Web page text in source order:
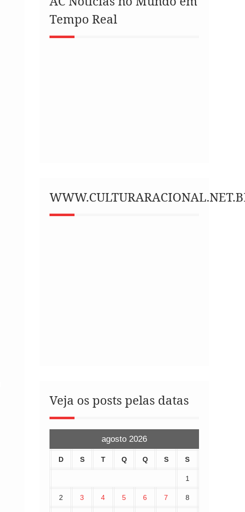
Tempo Real
Veja os posts pelas datas
agosto 2026
D S T Q Q S S
1
2 3 4 5 6 7 8